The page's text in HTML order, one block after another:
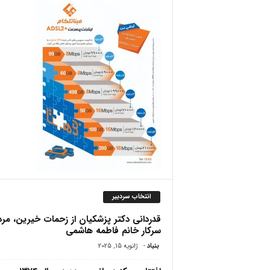
ص
انتخاب سردبیر
قدردانی دکتر پزشکیان از زحمات خیرین،
سرکار خانم فاطمه هاشمی
بنیاد - ژانویه 15, 2025